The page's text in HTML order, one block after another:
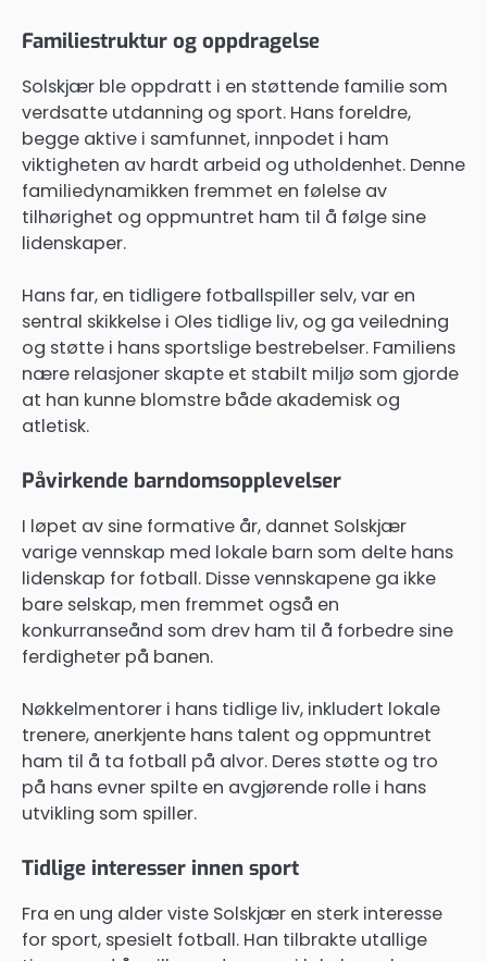
Familiestruktur og oppdragelse
Solskjær ble oppdratt i en støttende familie som
verdsatte utdanning og sport. Hans foreldre,
begge aktive i samfunnet, innpodet i ham
viktigheten av hardt arbeid og utholdenhet. Denne
familiedynamikken fremmet en følelse av
tilhørighet og oppmuntret ham til å følge sine
lidenskaper.
Hans far, en tidligere fotballspiller selv, var en
sentral skikkelse i Oles tidlige liv, og ga veiledning
og støtte i hans sportslige bestrebelser. Familiens
nære relasjoner skapte et stabilt miljø som gjorde
at han kunne blomstre både akademisk og
atletisk.
Påvirkende barndomsopplevelser
I løpet av sine formative år, dannet Solskjær
varige vennskap med lokale barn som delte hans
lidenskap for fotball. Disse vennskapene ga ikke
bare selskap, men fremmet også en
konkurranseånd som drev ham til å forbedre sine
ferdigheter på banen.
Nøkkelmentorer i hans tidlige liv, inkludert lokale
trenere, anerkjente hans talent og oppmuntret
ham til å ta fotball på alvor. Deres støtte og tro
på hans evner spilte en avgjørende rolle i hans
utvikling som spiller.
Tidlige interesser innen sport
Fra en ung alder viste Solskjær en sterk interesse
for sport, spesielt fotball. Han tilbrakte utallige